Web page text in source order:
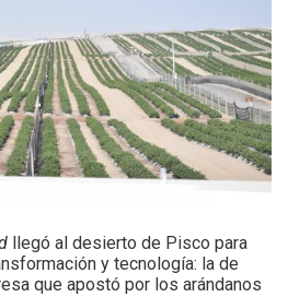
llegó al desierto de Pisco para
y tecnología: la de
que apostó por los arándanos